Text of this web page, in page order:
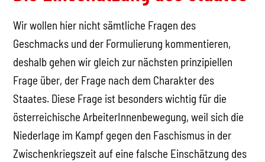
Wir wollen hier nicht sämtliche Fragen des
Geschmacks und der Formulierung kommentieren,
deshalb gehen wir gleich zur nächsten prinzipiellen
Frage über, der Frage nach dem Charakter des
Staates. Diese Frage ist besonders wichtig für die
österreichische ArbeiterInnenbewegung, weil sich die
Niederlage im Kampf gegen den Faschismus in der
Zwischenkriegszeit auf eine falsche Einschätzung des